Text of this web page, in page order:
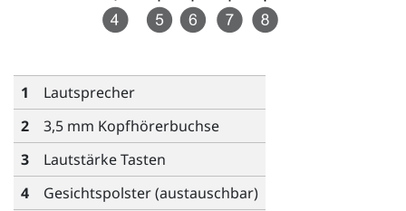
1
Lautsprecher
2
3,5 mm Kopfhörerbuchse
3
LautstärkeTasten
4
Gesichtspolster (austauschbar)